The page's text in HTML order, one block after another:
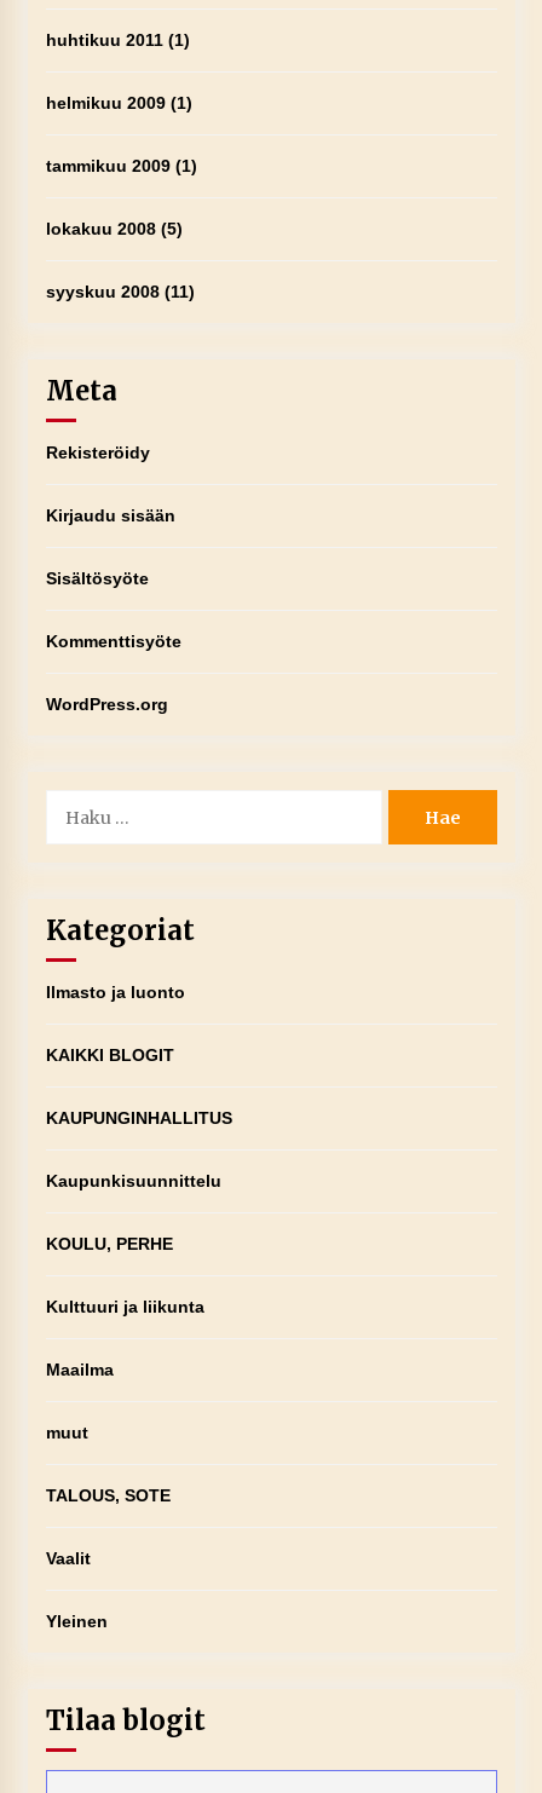
huhtikuu 2011(1)
helmikuu 2009(1)
tammikuu 2009(1)
lokakuu 2008(5)
syyskuu 2008(11)
Meta
Rekisteröidy
Kirjaudu sisään
Sisältösyöte
Kommenttisyöte
WordPress.org
Kategoriat
Ilmasto ja luonto
KAIKKI BLOGIT
KAUPUNGINHALLITUS
Kaupunkisuunnittelu
KOULU, PERHE
Kulttuuri ja liikunta
Maailma
muut
TALOUS, SOTE
Vaalit
Yleinen
Tilaa blogit